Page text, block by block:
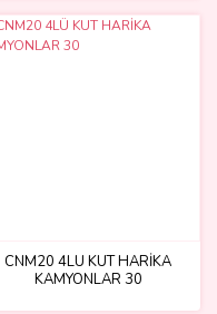
CNM20 4LÜ KUT HARİKA
KAMYONLAR 30